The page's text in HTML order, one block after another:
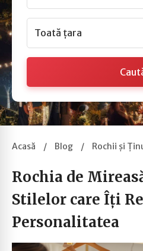
Toată țara
Acasă / Blog / Rochii și
Rochia de
Stilelor care Îți
Personalitatea